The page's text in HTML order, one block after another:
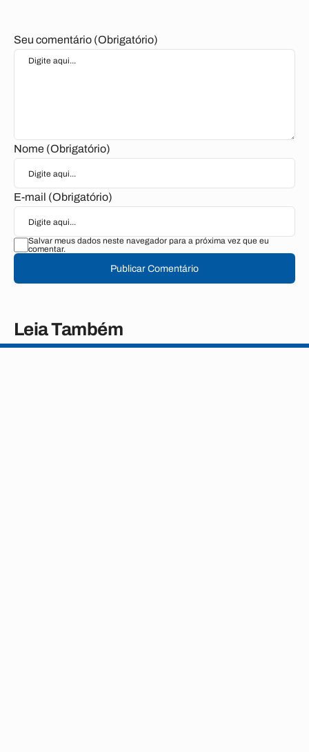
Seu comentário (Obrigatório)
Nome (Obrigatório)
E-mail (Obrigatório)
Salvar meus dados neste navegador para a próxima vez que eu
comentar.
Publicar Comentário
Leia Também